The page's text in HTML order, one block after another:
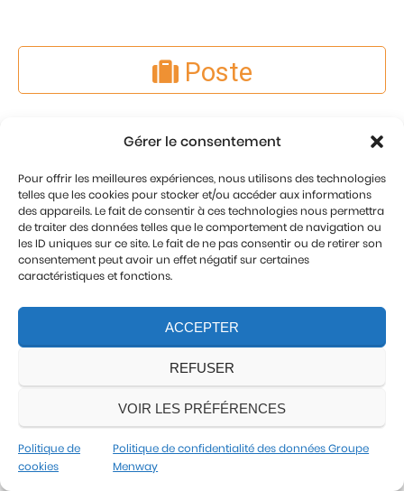
Gérer le consentement
Pour offrir les meilleures expériences, nous utilisons des technologies
telles que les cookies pour stocker et/ou accéder aux informations
des appareils. Le fait de consentir à ces technologies nous permettra
de traiter des données telles que le comportement de navigation ou
les ID uniques sur ce site. Le fait de ne pas consentir ou de retirer son
consentement peut avoir un effet négatif sur certaines
caractéristiques et fonctions.
ACCEPTER
REFUSER
VOIR LES PRÉFÉRENCES
Politique de
cookies
Politique de confidentialité des données Groupe
Menway
Poste
Profil
JE POSTULE